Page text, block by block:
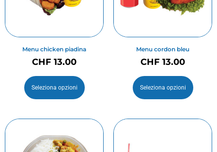
Menu chicken piadina
CHF 13.00
Seleziona opzioni
Menu cordon bleu
CHF 13.00
Seleziona opzioni